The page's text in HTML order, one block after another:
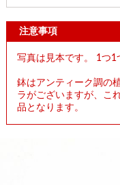
注意事項
写真は見本です。 1つ1
鉢はアンティーク調の
ラがございますが、こ
品となります。